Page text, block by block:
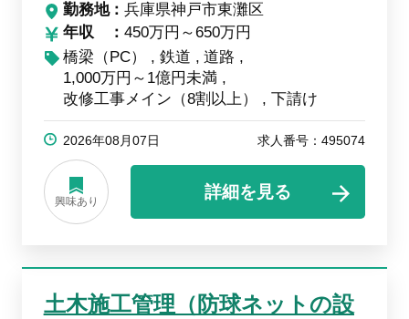
勤務地
兵庫県神戸市東灘区
年収
450万円～650万円
橋梁（PC）
鉄道
道路
1,000万円～1億円未満
改修工事メイン（8割以上）
下請け
2026年08月07日 求人番号：495074
興味あり
詳細を見る
土木施工管理（防球ネットの設